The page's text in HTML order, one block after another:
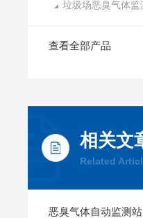
垃圾场恶臭气体监
查看全部产品
相关文
Related
恶臭气体自动监测